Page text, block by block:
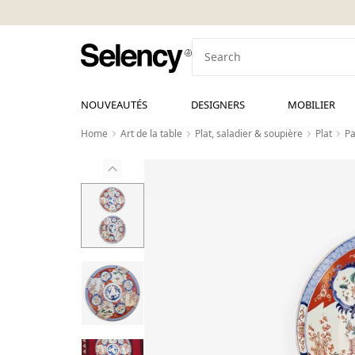
NOUVEAUTÉS DESIGNERS MOBILIER
Home Art de la table Plat, saladier & soupière Plat